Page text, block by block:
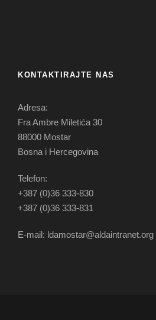
KONTAKTIRAJTE NAS
Adresa:
Fra Ambre Miletića 30
88000 Mostar
Bosna i Hercegovina
Telefon:
+387 (0)36 333-830
+387 (0)36 333-831
E-mail: ldamostar@aldaintranet.org